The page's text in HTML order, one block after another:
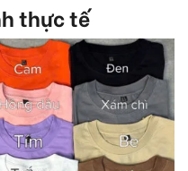
thực tế